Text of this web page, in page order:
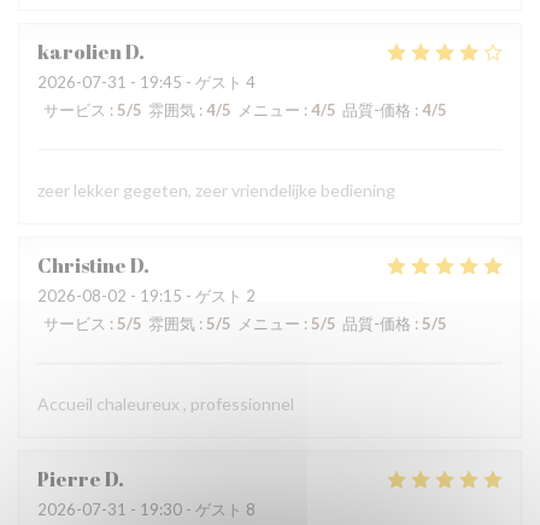
karolienD
2026-07-31 - 19:45 - ゲスト 4
サービス : 5/5 雰囲気 : 4/5 メニュー : 4/5 品質-価格 : 4/5
zeer lekker gegeten, zeer vriendelijke bediening
ChristineD
2026-08-02 - 19:15 - ゲスト 2
サービス : 5/5 雰囲気 :5/5 メニュー :5/5 品質-価格 : 5/5
Accueil chaleureux , professionnel
PierreD
2026-07-31 - 19:30 - ゲスト 8